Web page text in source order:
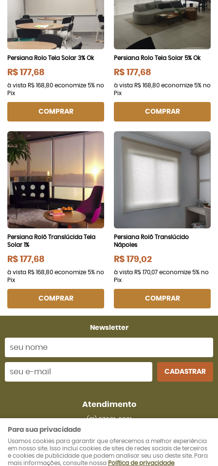
Persiana Rolo Tela Solar 3% Ok
R$ 177,68
à vista R$ 168,80 economize 5% no
Pix
COMPRAR
Persiana Rolo Tela Solar 5% Ok
R$ 177,68
à vista R$ 168,80 economize 5% no
Pix
COMPRAR
Persiana Rolô Translúcida Tela
Solar 1%
R$ 177,68
à vista R$ 168,80 economize 5% no
Pix
COMPRAR
Persiana Rolô Translúcido
Nápoles
R$ 179,02
à vista R$ 170,07 economize 5% no
Pix
COMPRAR
Newsletter
CADASTRAR
Atendimento
(21)97361-0331
(21)98828-3157
Seg a sex das 08h as 17:48h
profilepersianas@licitarj.com.br
Para sua privacidade
Usamos cookies para garantir que oferecemos a melhor experiência
em nosso site. Isso inclui cookies de sites de redes sociais de terceiros
e cookies de publicidade que podem analisar seu uso deste site. Para
mais informações, consulte nossa Política de privacidade.